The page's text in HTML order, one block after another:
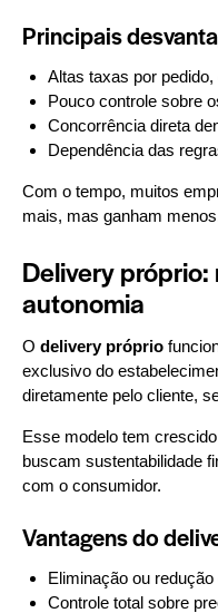
Principais
Altas taxas por
Pouco controle sobre
Concorrência direta
Dependência das
Com o tempo, muitos
mais, mas ganham
Delivery
autonomia
O delivery próprio
exclusivo do
diretamente pelo cliente,
Esse modelo tem
buscam sustentabilidade
com o consumidor.
Vantagens do
Eliminação ou
Controle total sobre